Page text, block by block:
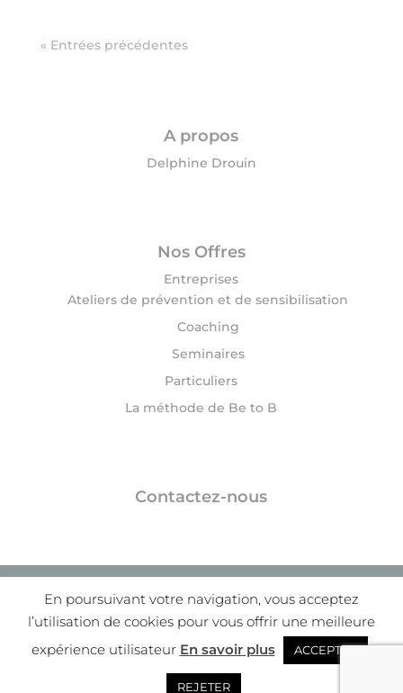
« Entrées précédentes
A propos
Delphine Drouin
Nos Offres
Entreprises
Ateliers de prévention et de sensibilisation
Coaching
Seminaires
Particuliers
La méthode de Be to B
Contactez-nous
© 2020 Be to B | Delphine DROUIN |Mentions
légales|Confidentialité|Cgv
En poursuivant votre navigation, vous acceptez
l’utilisation de cookies pour vous offrir une meilleure
expérience utilisateur En savoir plus ACCEPTER
REJETER